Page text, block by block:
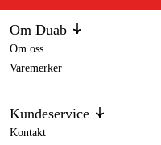
Om Duab
Om oss
Varemerker
Kundeservice
Kontakt